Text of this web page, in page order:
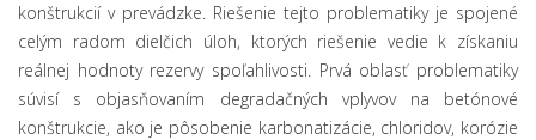
konštrukcií v prevádzke. Riešenie tejto problematiky je spojené
celým radom dielčich úloh, ktorých riešenie vedie k získaniu
reálnej hodnoty rezervy spoľahlivosti. Prvá oblasť problematiky
súvisí s objasňovaním degradačných vplyvov na betónové
konštrukcie, ako je pôsobenie karbonatizácie, chloridov, korózie